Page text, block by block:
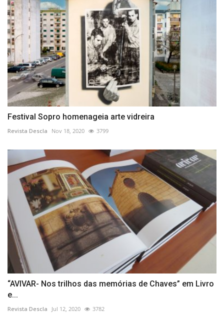
Festival Sopro homenageia arte vidreira
Revista Descla Nov 18, 2020 3799
“AVIVAR- Nos trilhos das memórias de Chaves” em Livro
e...
Revista Descla Jul 12, 2020 3782